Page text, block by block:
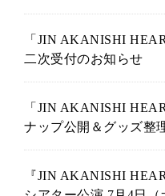
「JIN AKANISHI
二次受付のお知らせ
「JIN AKANISHI
ナップ公開＆グッズ整
『JIN AKANISHI